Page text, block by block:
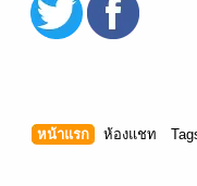
หน้าแรก ห้องแชท